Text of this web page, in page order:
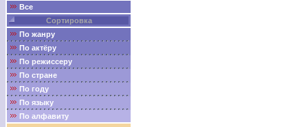
Все
Сортировка
По жанру
По актёру
По режиссеру
По стране
По году
По языку
По алфавиту